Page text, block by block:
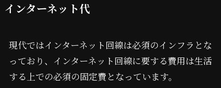
インターネット代
現代ではインターネット回線は必須のインフラとな
っており、インターネット回線に要する費用は生活
する上での必須の固定費となっています。